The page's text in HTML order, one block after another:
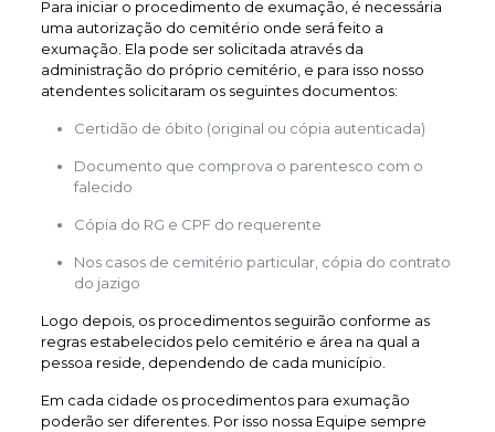
Para iniciar o procedimento de exumação, é necessária
uma autorização do cemitério onde será feito a
exumação. Ela pode ser solicitada através da
administração do próprio cemitério, e para isso nosso
atendentes solicitaram os seguintes documentos:
Certidão de óbito (original ou cópia autenticada)
Documento que comprova o parentesco com o
falecido
Cópia do RG e CPF do requerente
Nos casos de cemitério particular, cópia do contrato
do jazigo
Logo depois, os procedimentos seguirão conforme as
regras estabelecidos pelo cemitério e área na qual a
pessoa reside, dependendo de cada município.
Em cada cidade os procedimentos para exumação
poderão ser diferentes. Por isso nossa Equipe sempre